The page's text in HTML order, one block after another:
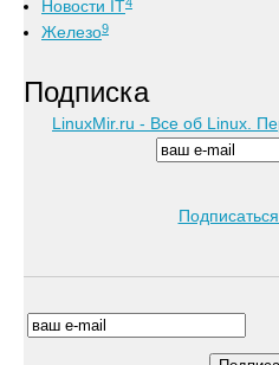
Новости IT
Железо9
Подписка
LinuxMir.ru - Все об Linux.